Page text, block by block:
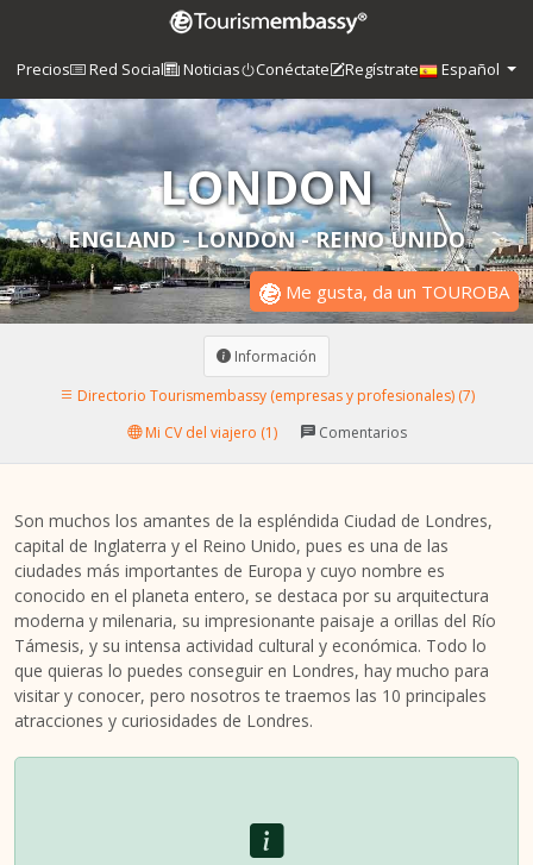
Precios Red Social Noticias Conéctate Regístrate Español
LONDON
ENGLAND - LONDON - REINO UNIDO
Me gusta, da un TOUROBA
Información
Directorio Tourismembassy (empresas y profesionales) (7)
Mi CV del viajero (1)
Comentarios
Son muchos los amantes de la espléndida Ciudad de Londres,
capital de Inglaterra y el Reino Unido, pues es una de las
ciudades más importantes de Europa y cuyo nombre es
conocido en el planeta entero, se destaca por su arquitectura
moderna y milenaria, su impresionante paisaje a orillas del Río
Támesis, y su intensa actividad cultural y económica. Todo lo
que quieras lo puedes conseguir en Londres, hay mucho para
visitar y conocer, pero nosotros te traemos las 10 principales
atracciones y curiosidades de Londres.